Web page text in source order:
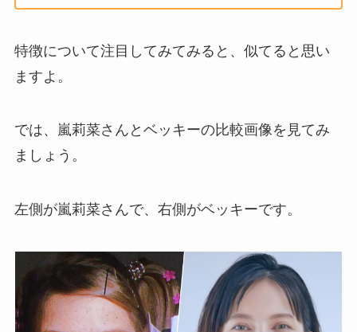
特徴について注目してみてみると、似てると思い
ますよ。
では、嵐莉菜さんとベッキーの比較画像を見てみ
ましょう。
左側が嵐莉菜さんで、右側がベッキーです。